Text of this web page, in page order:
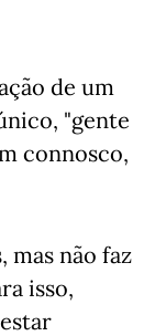
de um
"gente
connosco,
mas não faz
isso,